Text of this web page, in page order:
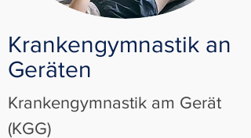
Krankengymnastik an
Geräten
Krankengymnastik am Gerät
(KGG)